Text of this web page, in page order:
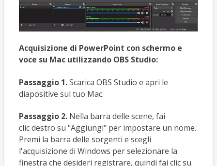
Acquisizione di PowerPoint con schermo e
voce su Mac utilizzando OBS Studio:
Passaggio 1.Scarica OBS Studio e apri le
diapositive sul tuo Mac.
Passaggio 2. Nella barra delle scene, fai
clic destro su "Aggiungi" per impostare un nome.
Premi la barra delle sorgenti e scegli
l'acquisizione di Windows per selezionare la
finestra che desideri registrare, quindi fai clic su